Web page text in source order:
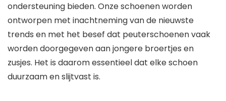
ondersteuning bieden. Onze schoenen worden
ontworpen met inachtneming van de nieuwste
trends en met het besef dat peuterschoenen vaak
worden doorgegeven aan jongere broertjes en
zusjes. Het is daarom essentieel dat elke schoen
duurzaam en slijtvast is.